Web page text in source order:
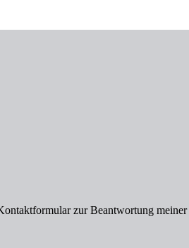
zur Beantwortung